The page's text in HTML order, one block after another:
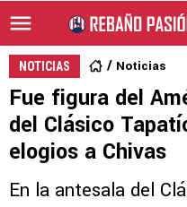
NOTICIAS Noticias
Fue figura del
del Clásico
elogios a Chivas
En la antesala del